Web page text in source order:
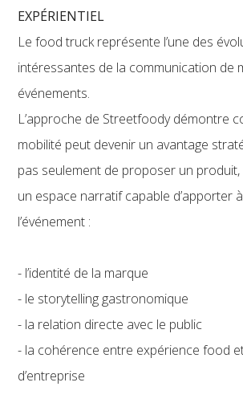
EXPÉRIENTIEL
Le food truck représente l’une des
intéressantes de la communication de
événements.
L’approche de Streetfoody démontre
mobilité peut devenir un avantage
pas seulement de proposer un produit,
un espace narratif capable d’apporter
l’événement :
- l’identité de la marque
- le storytelling gastronomique
- la relation directe avec le public
- la cohérence entre expérience food
d’entreprise